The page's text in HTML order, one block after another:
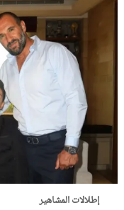
إطلالات المشاهير